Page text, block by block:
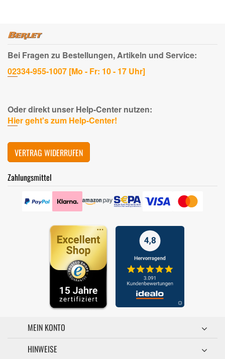
Bei Fragen zu Bestellungen, Artikeln und Service:
02334-955-1007 [Mo - Fr: 10 - 17 Uhr]
Oder direkt unser Help-Center nutzen:
Hier geht's zum Help-Center!
VERTRAG WIDERRUFEN
Zahlungsmittel
MEIN KONTO
HINWEISE